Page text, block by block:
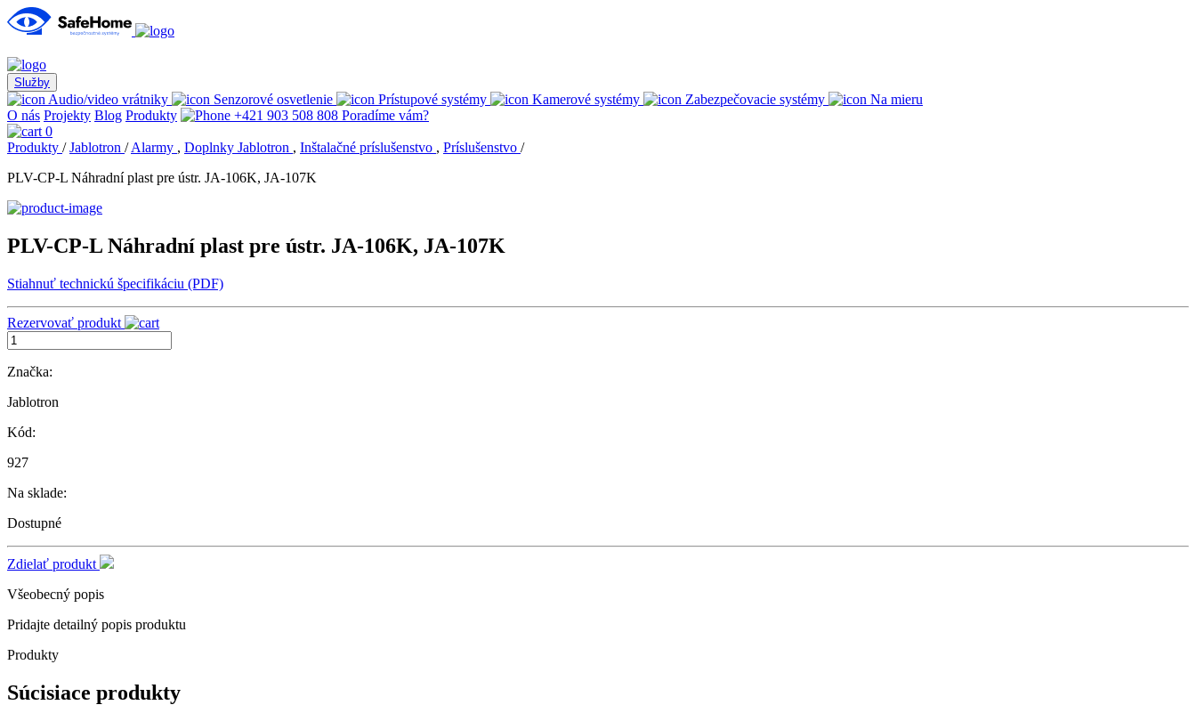
Služby
Audio/video vrátniky Senzorové osvetlenie Prístupové systémy Kamerové systémy Zabezpečovacie systémy
Na mieru
O nás Projekty Blog Produkty +421 903 508 808 Poradíme vám?
0
Produkty / Jablotron / Alarmy , Doplnky Jablotron , Inštalačné príslušenstvo , Príslušenstvo /
PLV-CP-L Náhradní plast pre ústr. JA-106K, JA-107K
PLV-CP-L Náhradní plast pre ústr. JA-106K, JA-107K
Stiahnuť technickú špecifikáciu (PDF)
Rezervovať produkt
Značka:
Jablotron
Kód:
927
Na sklade:
Dostupné
Zdielať produkt
Všeobecný popis
Pridajte detailný popis produktu
Produkty
Súcisiace produkty